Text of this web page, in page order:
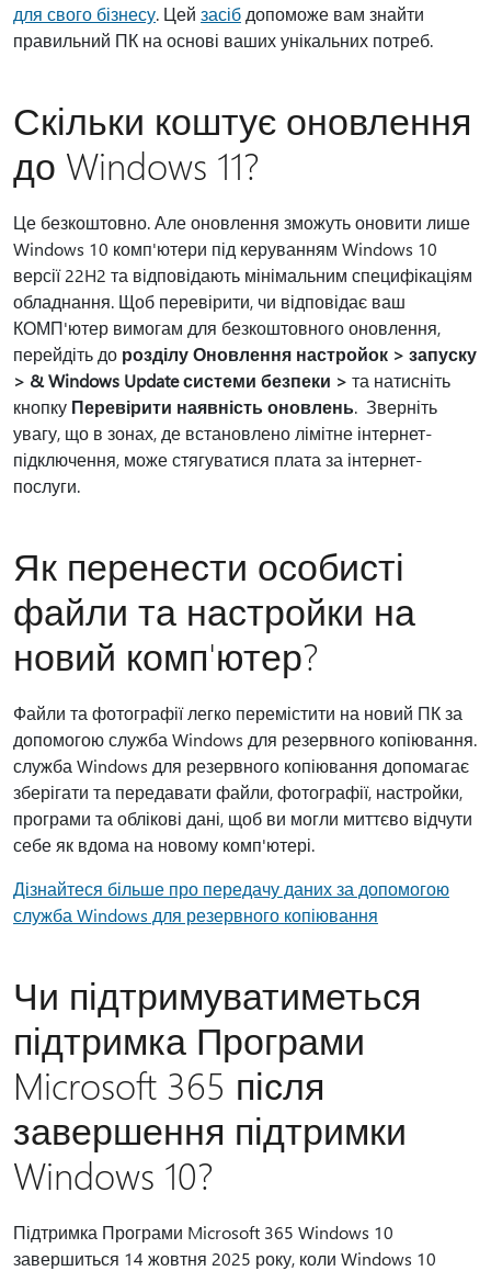
для свого бізнесу. Цей засіб допоможе вам знайти
правильний ПК на основі ваших унікальних потреб.
Скільки коштує оновлення
до Windows 11?
Це безкоштовно. Але оновлення зможуть оновити лише
Windows 10 комп'ютери під керуванням Windows 10
версії 22H2 та відповідають мінімальним специфікаціям
обладнання. Щоб перевірити, чи відповідає ваш
КОМП'ютер вимогам для безкоштовного оновлення,
перейдіть до розділу Оновлення настройок > запуску
> & Windows Update системи безпеки > та натисніть
кнопку Перевірити наявність оновлень. Зверніть
увагу, що в зонах, де встановлено лімітне інтернет-
підключення, може стягуватися плата за інтернет-
послуги.
Як перенести особисті
файли та настройки на
новий комп'ютер?
Файли та фотографії легко перемістити на новий ПК за
допомогою служба Windows для резервного копіювання.
служба Windows для резервного копіювання допомагає
зберігати та передавати файли, фотографії, настройки,
програми та облікові дані, щоб ви могли миттєво відчути
себе як вдома на новому комп'ютері.
Дізнайтеся більше про передачу даних за допомогою
служба Windows для резервного копіювання
Чи підтримуватиметься
підтримка Програми
Microsoft 365 після
завершення підтримки
Windows 10?
Підтримка Програми Microsoft 365 Windows 10
завершиться 14 жовтня 2025 року, коли Windows 10